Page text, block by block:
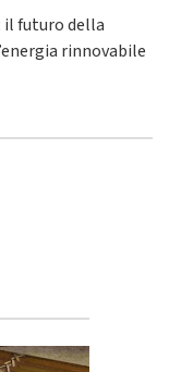
il futuro della
rinnovabile